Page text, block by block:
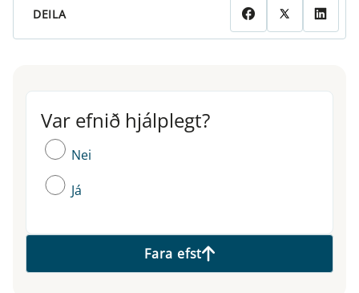
DEILA
Var efnið hjálplegt?
Var efnið hjálplegt?
Nei
Já
Fara efst